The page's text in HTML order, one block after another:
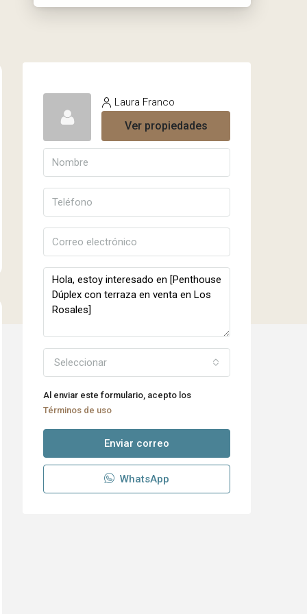
Laura Franco
Ver propiedades
Seleccionar
Al enviar este formulario, acepto los
Términos de uso
Enviar correo
WhatsApp